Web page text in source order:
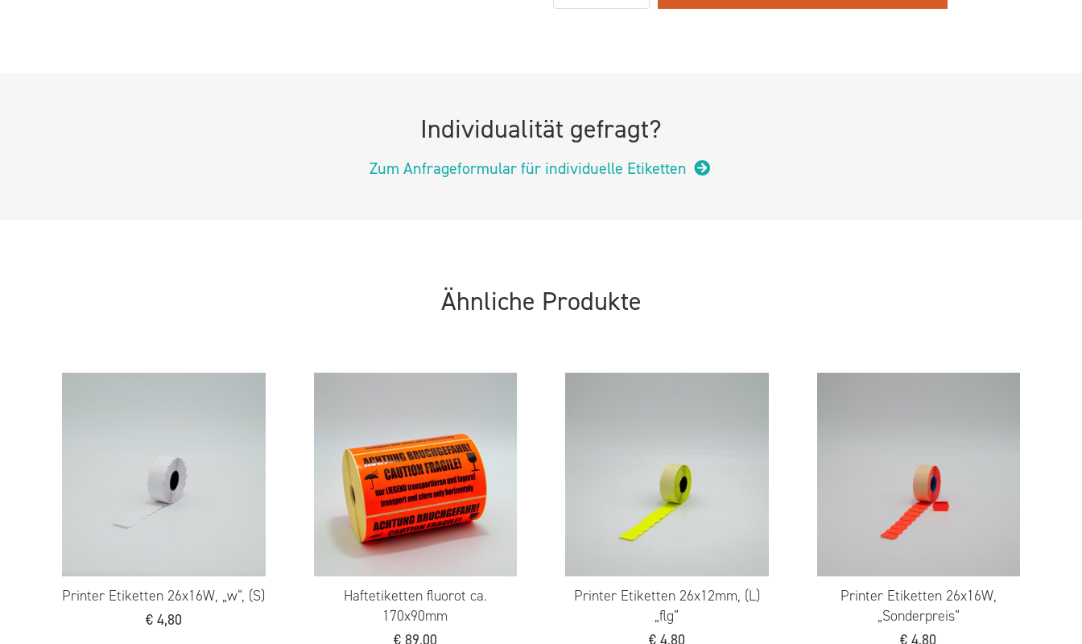
Individualität gefragt?
Zum Anfrageformular für individuelle Etiketten
Ähnliche Produkte
26x16W,
Printer Etiketten 29x28mm „Ihre
Printer Etiketten 26x16RE,
TopThermo Etiketten ca.
Gefahrenzeichen